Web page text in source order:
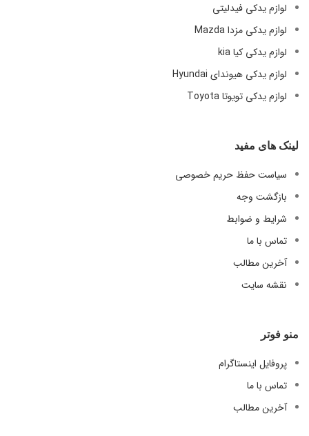
لوازم یدکی فیدلیتی
لوازم یدکی مزدا Mazda
لوازم یدکی کیا kia
لوازم یدکی هیوندای Hyundai
لوازم یدکی تویوتا Toyota
لینک های مفید
سیاست حفظ حریم خصوصی
بازگشت وجه
شرایط و ضوابط
تماس با ما
آخرین مطالب
نقشه سایت
منو فوتر
پروفایل اینستاگرام
تماس با ما
آخرین مطالب